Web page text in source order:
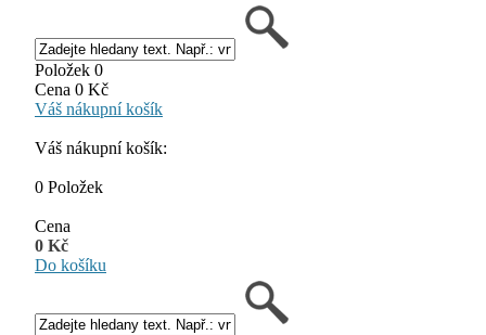
Položek 0
Cena 0 Kč
Váš nákupní košík
Váš nákupní košík:
0 Položek
Cena
0 Kč
Do košíku